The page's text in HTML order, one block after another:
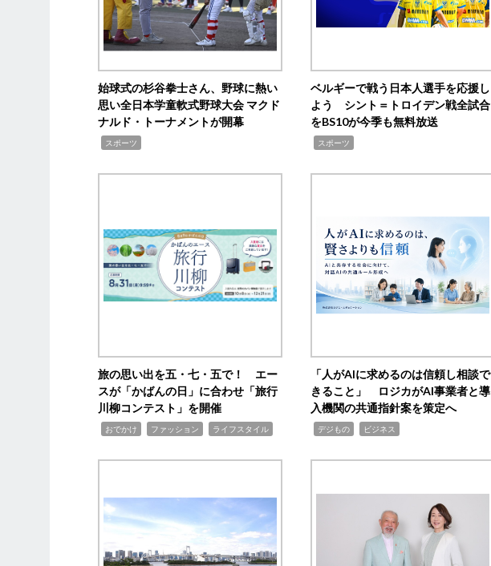
始球式の杉谷拳士さん、野球に熱い
思い全日本学童軟式野球大会 マクド
ナルド・トーナメントが開幕
スポーツ
ベルギーで戦う日本人選手を応援し
よう シント＝トロイデン戦全試合
をBS10が今季も無料放送
スポーツ
旅の思い出を五・七・五で！ エー
スが「かばんの日」に合わせ「旅行
川柳コンテスト」を開催
おでかけ ファッション ライフスタイル
「人がAIに求めるのは信頼し相談で
きること」 ロジカがAI事業者と導
入機関の共通指針案を策定へ
デジもの ビジネス